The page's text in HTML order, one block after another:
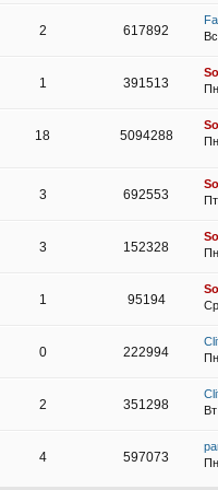
2 617892
1 391513
18 5094288
3 692553
3 152328
1 95194
0 222994
2 351298
4 597073